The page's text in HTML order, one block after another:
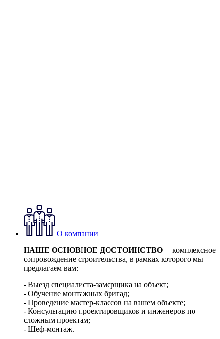
О компании
НАШЕ ОСНОВНОЕ ДОСТОИНСТВО – комплексное
сопровождение строительства, в рамках которого мы
предлагаем вам:
- Выезд специалиста-замерщика на объект;
- Обучение монтажных бригад;
- Проведение мастер-классов на вашем объекте;
- Консультацию проектировщиков и инженеров по
сложным проектам;
- Шеф-монтаж.